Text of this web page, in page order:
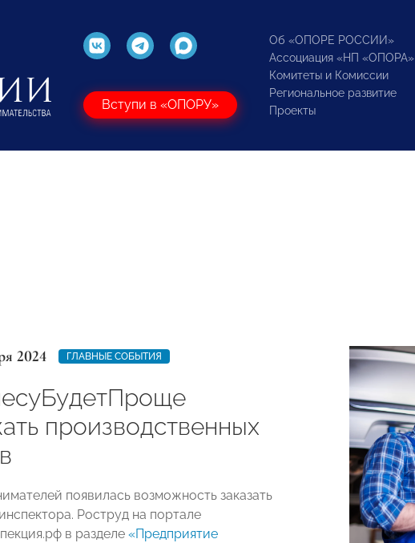
Вступи в «ОПОРУ»
Об «ОПОРЕ РОССИИ»
Ассоциация «НП «ОПОРА»
Комитеты и Комиссии
Региональное развитие
Проекты
2024 ГЛАВНЫЕ СОБЫТИЯ
производственных
появилась возможность заказать
Роструд на портале
в разделе «Предприятие